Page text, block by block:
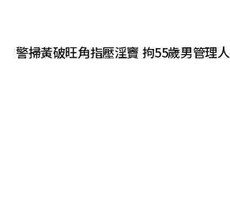
警掃黃破旺角指壓淫竇 拘55歲男管理人